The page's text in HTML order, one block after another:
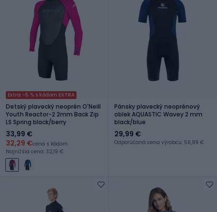
Extra -5 % s kódom EXTRA
Detský plavecký neoprén O'Neill
Youth Reactor-2 2mm Back Zip
LS Spring black/berry
33,99 €
32,29 €cena s kódom
Najnižšia cena: 32,19 €
Pánsky plavecký neoprénový
oblek AQUASTIC Wavey 2 mm
black/blue
29,99 €
Odporúčaná cena výrobcu: 56,99 €